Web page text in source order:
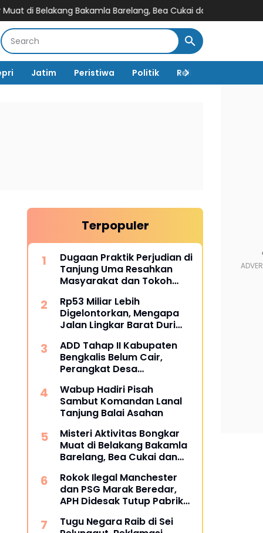
Barelang, Bea Cukai dan APH Didesak Lakukan
Jatim Peristiwa Politik Religi
Terpopuler
Dugaan Praktik Perjudian di
Tanjung Uma Resahkan
Masyarakat dan Tokoh
Rp53 Miliar Lebih
Digelontorkan, Mengapa
Jalan Lingkar Barat Duri
Tanya?
ADD Tahap II Kabupaten
Bengkalis Belum Cair,
Perangkat Desa
Penyaluran
Wabup Hadiri Pisah
Sambut Komandan Lanal
Tanjung Balai Asahan
Misteri Aktivitas Bongkar
Muat di Belakang Bakamla
Barelang, Bea Cukai dan
Penindakan
Rokok Ilegal Manchester
dan PSG Marak Beredar,
APH Didesak Tutup Pabrik
Penyelundup
Tugu Negara Raib di Sei